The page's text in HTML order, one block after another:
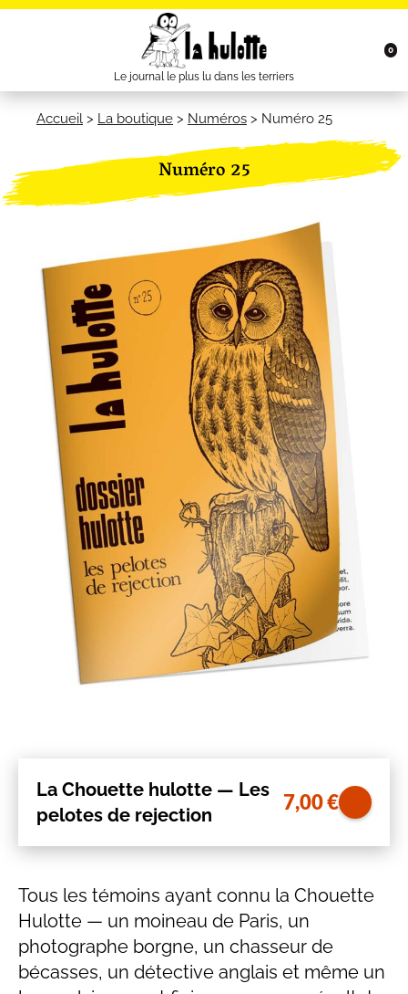
Le journal le plus lu dans les terriers
0
Accueil > La boutique > Numéros > Numéro 25
Numéro 25
La Chouette hulotte — Les
pelotes de rejection
7,00€
Tous les témoins ayant connu la Chouette
Hulotte — un moineau de Paris, un
photographe borgne, un chasseur de
bécasses, un détective anglais et même un